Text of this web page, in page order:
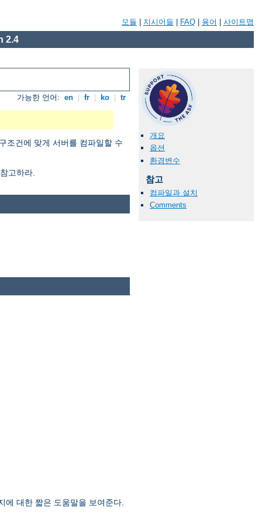
모듈 지시어들 FAQ 용어 사이트맵
2.4
가능한 언어: en fr ko tr
조건에 맞게 서버를 컴파일할 수
고하라.
개요
옵션
환경변수
참고
컴파일과 설치
Comments
에 대한 짧은 도움말을 보여준다.